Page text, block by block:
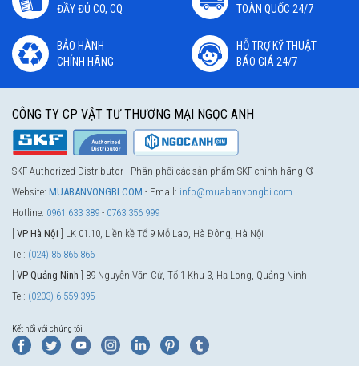
ĐẦY ĐỦ CO, CQ
TOÀN QUỐC 24/7
BẢO HÀNH
CHÍNH HÃNG
HỖ TRỢ KỸ THUẬT
BÁO GIÁ 24/7
CÔNG TY CP VẬT TƯ THƯƠNG MẠI NGỌC ANH
SKF Authorized Distributor - Phân phối các sản phẩm SKF chính hãng ®
Website: MUABANVONGBI.COM - Email: info@muabanvongbi.com
Hotline: 0961 633 389 - 0763 356 999
[ VP Hà Nội ] LK 01.10, Liền kề Tổ 9 Mỗ Lao, Hà Đông, Hà Nội
Tel: (024) 85 865 866
[ VP Quảng Ninh ] 89 Nguyễn Văn Cừ, Tổ 1 Khu 3, Hạ Long, Quảng Ninh
Tel: (0203) 6 559 395
Kết nối với chúng tôi